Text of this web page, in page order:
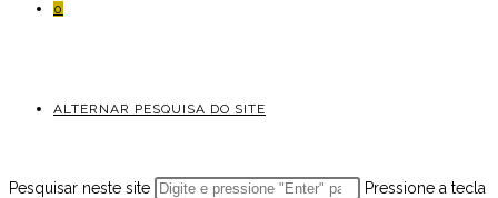
0
ALTERNAR PESQUISA DO SITE
Pesquisar neste site
Pressione a tecla